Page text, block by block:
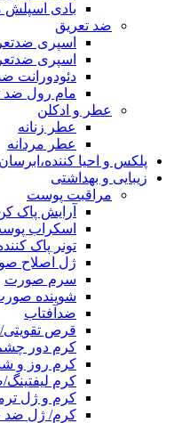
بادی اسپلش
ضد تعریق
اسپری
اسپری
دئودورانت
مام رول ضد
عطر و ادکلن
عطر زنانه
عطر مردانه
پلکس و احیا
زیبایی و بهداشتی
مراقبت پوست
آرایش پاک
اسکراب
تونر پاک
ژل اصلاح
سرم صورت
شوینده
ضدآفتاب
قرص تقویتی/
کرم دور
کرم روز و
کرم
کرم و ژل
کرم/ ژل